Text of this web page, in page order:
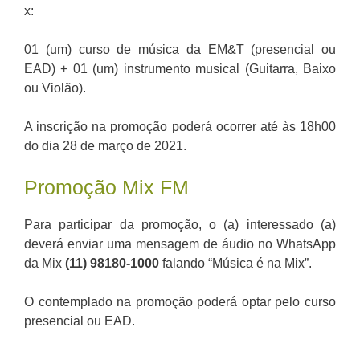
x:
01 (um) curso de música da EM&T (presencial ou
EAD) + 01 (um) instrumento musical (Guitarra, Baixo
ou Violão).
A inscrição na promoção poderá ocorrer até às 18h00
do dia 28 de março de 2021.
Promoção Mix FM
Para participar da promoção, o (a) interessado (a)
deverá enviar uma mensagem de áudio no WhatsApp
da Mix (11) 98180-1000 falando “Música é na Mix”.
O contemplado na promoção poderá optar pelo curso
presencial ou EAD.